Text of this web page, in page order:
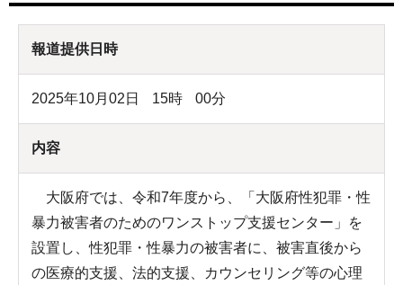
報道提供日時
2025年10月02日 15時 00分
内容
大阪府では、令和7年度から、「大阪府性犯罪・性
暴力被害者のためのワンストップ支援センター」を
設置し、性犯罪・性暴力の被害者に、被害直後から
の医療的支援、法的支援、カウンセリング等の心理